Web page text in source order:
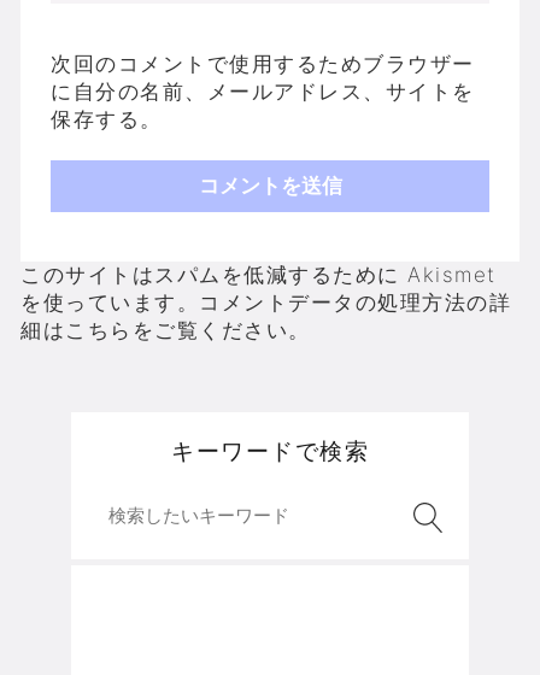
次回のコメントで使用するためブラウザー
に自分の名前、メールアドレス、サイトを
保存する。
このサイトはスパムを低減するために Akismet
を使っています。 コメントデータの処理方法の詳
細はこちらをご覧ください。
キーワードで検索